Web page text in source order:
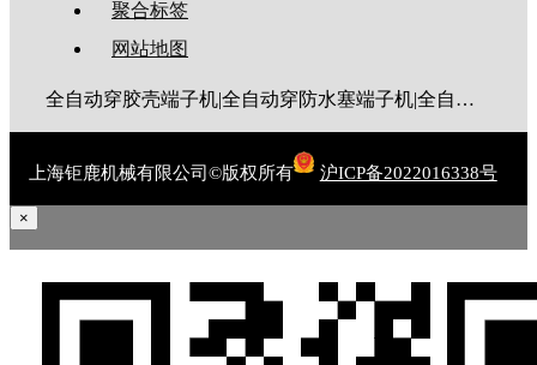
聚合标签
网站地图
全自动穿胶壳端子机|全自动穿防水塞端子机|全自动穿热缩管端子机|全自动穿护套端子机|全自动穿号码管端子机|全自动端子机|全自动穿防水栓端子机|端子压着机|端子压接机|静音端子机|多芯线端子机|护套线端子机|全自动排线端子机|新能源大平方压接机|电脑剥线机|自动剥线机|裁线机|剥线机
上海钜鹿机械有限公司©版权所有 沪ICP备2022016338号
×